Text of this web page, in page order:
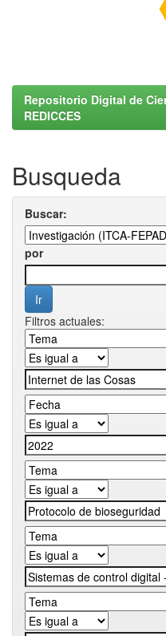
Repositorio Digital de
REDICCES
Busqueda
Buscar:
por
Filtros actuales: